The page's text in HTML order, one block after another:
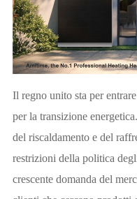
Il regno unito sta per
per la transizione
del riscaldamento e del
restrizioni della politica
crescente domanda del